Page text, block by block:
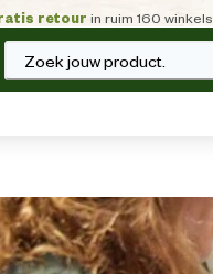
retour in ruim 160 winkels
Zoek jouw product.